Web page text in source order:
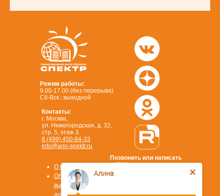
Режим работы:
9.00-17.00 (без перерыва)
Сб-Вск.: выходной
Позвонить или написать
в MAX
8 (930) 932 50 08
Контакты:
г. Москва,
ул. Нижегородская, д. 32,
стр. 5, этаж 3.
8 (499) 450-84-33
info@ano-spektr.ru
О компании
Образцы
выдаваемых
Алина
Приветствуем Вас!